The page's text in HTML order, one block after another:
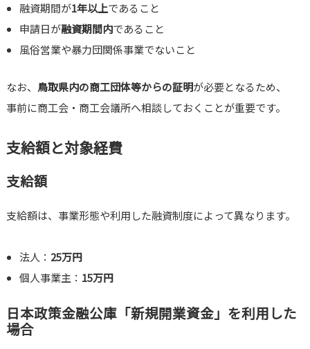
融資期間が1年以上であること
申請日が融資期間内であること
風俗営業や暴力団関係事業でないこと
なお、 鳥取県内の商工団体等からの証明が必要となるため、
事前に商工会・商工会議所へ相談しておくことが重要です。
支給額と対象経費
支給額
支給額は、事業形態や利用した融資制度によって異なります。
法人： 25万円
個人事業主： 15万円
日本政策金融公庫「新規開業資金」を利用した
場合